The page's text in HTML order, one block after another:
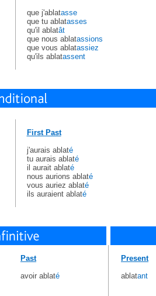
que j'ablatasse
que tu ablatasses
qu'il ablatât
que nous ablatassions
que vous ablatassiez
qu'ils ablatassent
First Past
j'aurais ablaté
tu aurais ablaté
il aurait ablaté
nous aurions ablaté
vous auriez ablaté
ils auraient ablaté
Past
avoir ablaté
Present
ablatant